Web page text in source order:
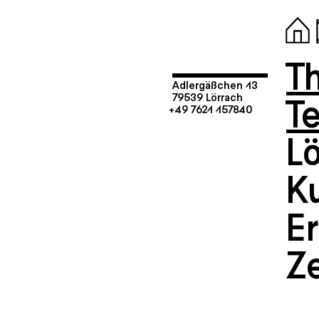
Adlergäßchen 13
79539 Lörrach
+49 7621 157840